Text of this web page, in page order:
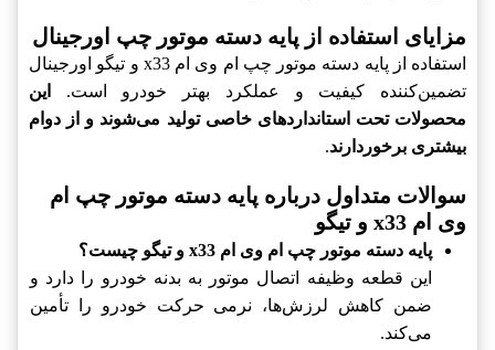
مزایای استفاده از پایه دسته موتور چپ اورجینال
استفاده از پایه دسته موتور چپ ام وی ام x33 و تیگو اورجینال
تضمین‌کننده کیفیت و عملکرد بهتر خودرو است.
این
محصولات تحت استانداردهای خاصی تولید می‌شوند و از دوام
بیشتری برخوردارند.
سوالات متداول درباره پایه دسته موتور چپ ام
وی ام x33 و تیگو
پایه دسته موتور چپ ام وی ام x33 و تیگو چیست؟
این قطعه وظیفه اتصال موتور به بدنه خودرو را دارد و
ضمن کاهش لرزش‌ها، نرمی حرکت خودرو را تأمین
می‌کند.